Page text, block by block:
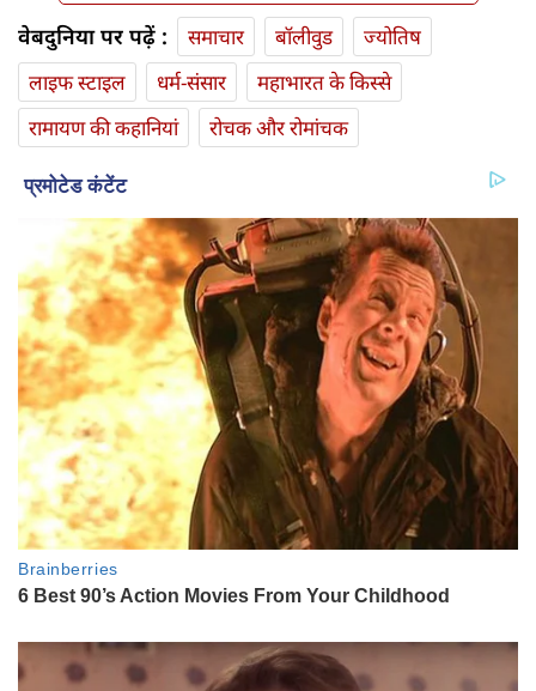
वेबदुनिया पर पढ़ें : समाचार बॉलीवुड
ज्योतिष
लाइफ स्‍टाइल
धर्म-संसार
महाभारत के किस्से
रामायण की कहानियां
रोचक और रोमांचक